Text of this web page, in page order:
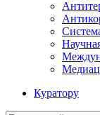
Куратору